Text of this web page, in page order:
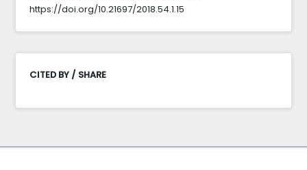
https://doi.org/10.21697/2018.54.1.15
CITED BY / SHARE